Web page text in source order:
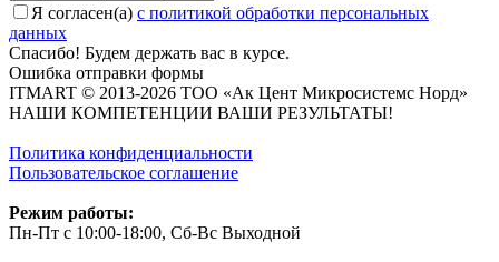
Я согласен(a) с политикой обработки персональных
данных
Спасибо! Будем держать вас в курсе.
Ошибка отправки формы
ITMART © 2013-2026 ТОО «Ак Цент Микросистемс Норд»
НАШИ КОМПЕТЕНЦИИ ВАШИ РЕЗУЛЬТАТЫ!
Политика конфиденциальности
Пользовательское соглашение
Режим работы:
Пн-Пт с 10:00-18:00, Сб-Вс Выходной